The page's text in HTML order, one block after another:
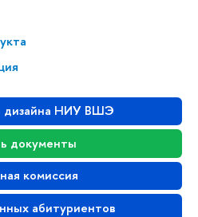
НИУ ВШЭ
документы
комиссия
абитуриентов